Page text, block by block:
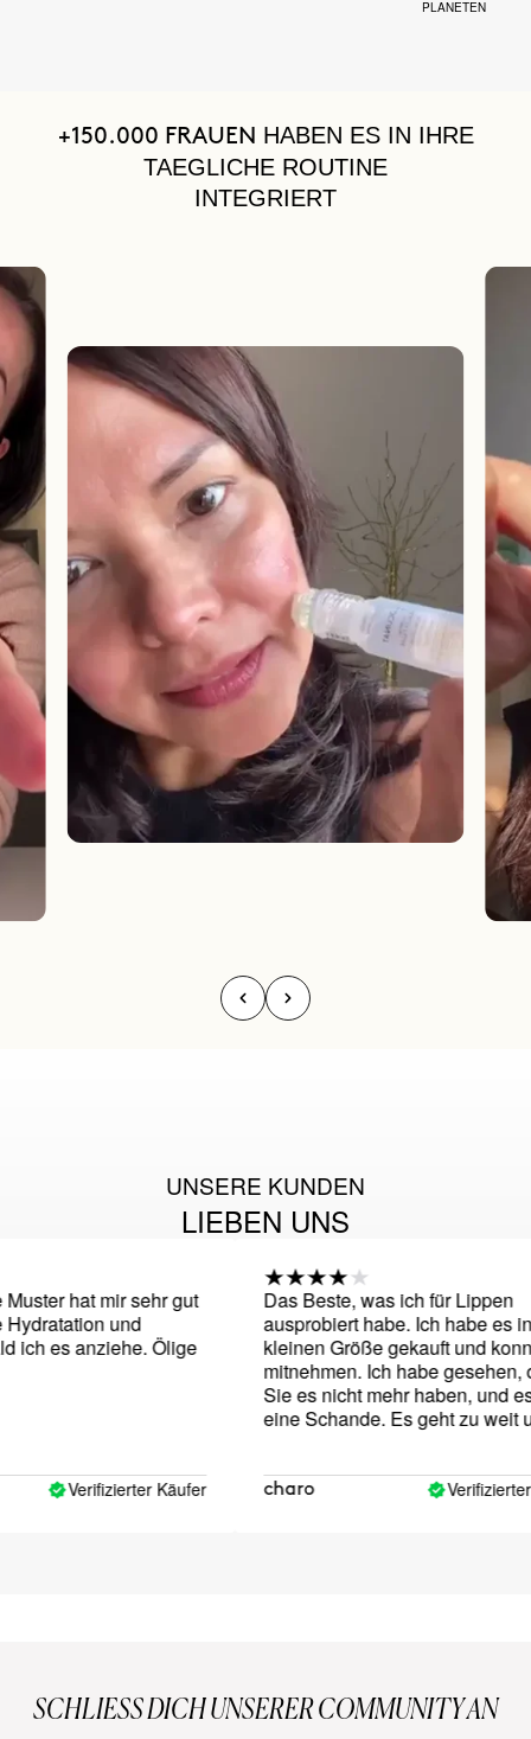
PLANETEN
+150.000 FRAUEN HABEN ES IN IHRE
TAEGLICHE ROUTINE
INTEGRIERT
UNSERE KUNDEN
LIEBEN UNS
hat mir sehr gut
und
es anziehe. Ölige
Verifizierter Käufer
Das Beste, was ich für Lippen
ausprobiert habe. Ich habe es in
kleinen Größe gekauft und konnte
mitnehmen. Ich habe gesehen,
Sie es nicht mehr haben, und es
eine Schande. Es geht zu weit
charo Verifizierter
SCHLIESS DICH UNSERER COMMUNITY AN